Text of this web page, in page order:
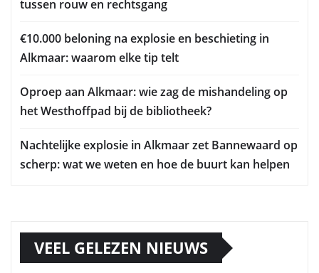
tussen rouw en rechtsgang
€10.000 beloning na explosie en beschieting in
Alkmaar: waarom elke tip telt
Oproep aan Alkmaar: wie zag de mishandeling op
het Westhoffpad bij de bibliotheek?
Nachtelijke explosie in Alkmaar zet Bannewaard op
scherp: wat we weten en hoe de buurt kan helpen
VEEL GELEZEN NIEUWS